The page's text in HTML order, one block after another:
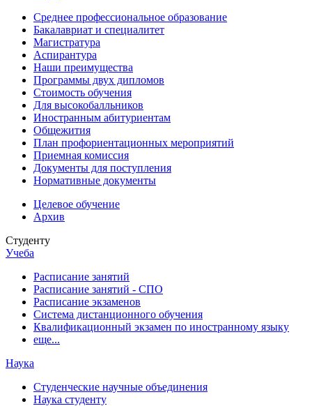
Cреднее профессиональное образование
Бакалавриат и специалитет
Магистратура
Аспирантура
Наши преимущества
Программы двух дипломов
Стоимость обучения
Для высокобалльников
Иностранным абитуриентам
Общежития
План профориентационных мероприятий
Приемная комиссия
Документы для поступления
Нормативные документы
Целевое обучение
Архив
Студенту
Учеба
Расписание занятий
Расписание занятий - СПО
Расписание экзаменов
Система дистанционного обучения
Квалификационный экзамен по иностранному языку
еще...
Наука
Студенческие научные объединения
Наука студенту